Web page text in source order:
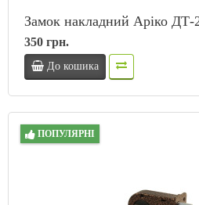
Замок накладний Аріко ДТ-
350 грн.
До кошика
ПОПУЛЯРНІ